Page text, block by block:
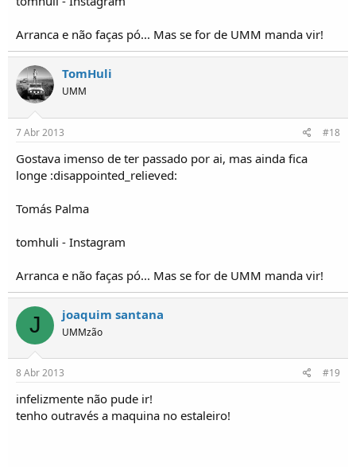
Arranca e não faças pó... Mas se for de UMM manda vir!
TomHuli
UMM
7 Abr 2013 #18
Gostava imenso de ter passado por ai, mas ainda fica
longe :disappointed_relieved:
Tomás Palma
tomhuli - Instagram
Arranca e não faças pó... Mas se for de UMM manda vir!
J joaquim santana
UMMzão
8 Abr 2013 #19
infelizmente não pude ir!
tenho outravés a maquina no estaleiro!